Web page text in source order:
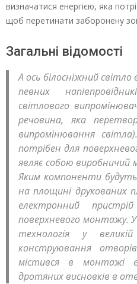
визначатися енергією, яка
щоб перетинати заборонену
Загальні відомості
А ось білосніжний
певних
світлового
речовина, яка
випромінювання
потрібен для
являє собою виробничий
Яким компоненти
на площині друкованих
електронний
поверхневого монтажу.
технологія у
конструювання
містився в монтажі
дротяних висновків в